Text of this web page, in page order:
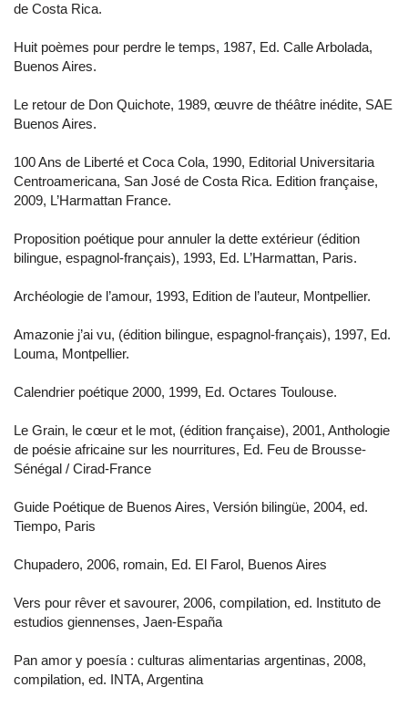
de Costa Rica.
Huit poèmes pour perdre le temps, 1987, Ed. Calle Arbolada,
Buenos Aires.
Le retour de Don Quichote, 1989, œuvre de théâtre inédite, SAE
Buenos Aires.
100 Ans de Liberté et Coca Cola, 1990, Editorial Universitaria
Centroamericana, San José de Costa Rica. Edition française,
2009, L’Harmattan France.
Proposition poétique pour annuler la dette extérieur (édition
bilingue, espagnol-français), 1993, Ed. L’Harmattan, Paris.
Archéologie de l’amour, 1993, Edition de l’auteur, Montpellier.
Amazonie j’ai vu, (édition bilingue, espagnol-français), 1997, Ed.
Louma, Montpellier.
Calendrier poétique 2000, 1999, Ed. Octares Toulouse.
Le Grain, le cœur et le mot, (édition française), 2001, Anthologie
de poésie africaine sur les nourritures, Ed. Feu de Brousse-
Sénégal / Cirad-France
Guide Poétique de Buenos Aires, Versión bilingüe, 2004, ed.
Tiempo, Paris
Chupadero, 2006, romain, Ed. El Farol, Buenos Aires
Vers pour rêver et savourer, 2006, compilation, ed. Instituto de
estudios giennenses, Jaen-España
Pan amor y poesía : culturas alimentarias argentinas, 2008,
compilation, ed. INTA, Argentina